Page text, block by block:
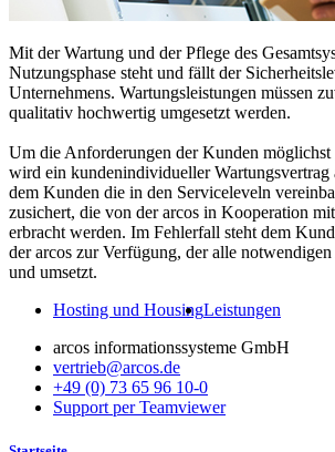
Mit der Wartung und der Pflege des
Nutzungsphase steht und fällt der
Unternehmens. Wartungsleistungen müssen
qualitativ hochwertig umgesetzt werden.
Um die Anforderungen der Kunden möglichst
wird ein kundenindividueller Wartungsvertrag
dem Kunden die in den Serviceleveln
zusichert, die von der arcos in Kooperation
erbracht werden. Im Fehlerfall steht dem
der arcos zur Verfügung, der alle
und umsetzt.
Hosting und HousingLeistungen
arcos informationssysteme GmbH
vertrieb@arcos.de
+49 (0) 73 65 96 10-0
Support per Teamviewer